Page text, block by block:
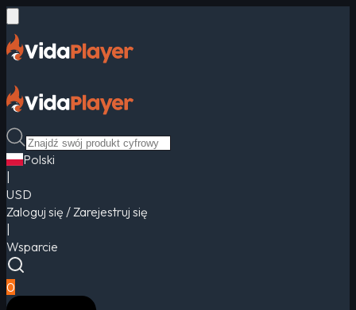
Polski
USD
Zaloguj się / Zarejestruj się
Wsparcie
0